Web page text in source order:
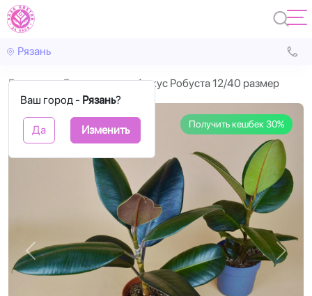
Рязань
Ваш город - Рязань?
Да Изменить
Главная Горшечные Фикус Робуста 12/40 размер
Получить кешбек 30%
Назад